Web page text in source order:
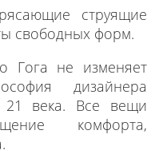
струящие
свободных форм.
Гога не изменяет
дизайнера
21 века. Все вещи
комфорта,